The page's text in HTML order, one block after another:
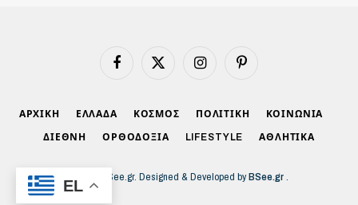
Facebook X
Instagram Pinterest
ΑΡΧΙΚΗ ΕΛΛΑΔΑ ΚΟΣΜΟΣ ΠΟΛΙΤΙΚΗ ΚΟΙΝΩΝΙΑ
ΔΙΕΘΝΗ ΟΡΘΟΔΟΞΙΑ LIFESTYLE ΑΘΛΗΤΙΚΑ
© 2026 BSee.gr. Designed & Developed byBSee.gr.
EL